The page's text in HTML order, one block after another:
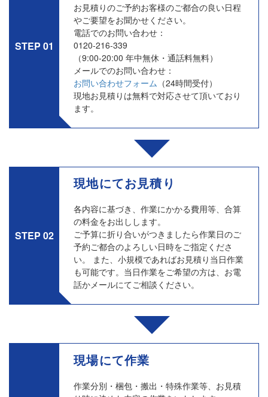
STEP 01
お見積りのご予約お客様のご都合の良い日程
やご要望をお聞かせください。
電話でのお問い合わせ：
0120-216-339
（9:00-20:00 年中無休・通話料無料）
メールでのお問い合わせ：
お問い合わせフォーム （24時間受付）
現地お見積りは無料で対応させて頂いており
ます。
STEP 02
現地にてお見積り
各内容に基づき、作業にかかる費用等、合算
の料金をお出しします。
ご予算に折り合いがつきましたら作業日のご
予約ご都合のよろしい日時をご指定くださ
い。 また、小規模であればお見積り当日作業
も可能です。当日作業をご希望の方は、お電
話かメールにてご相談ください。
現場にて作業
作業分別・梱包・搬出・特殊作業等、お見積